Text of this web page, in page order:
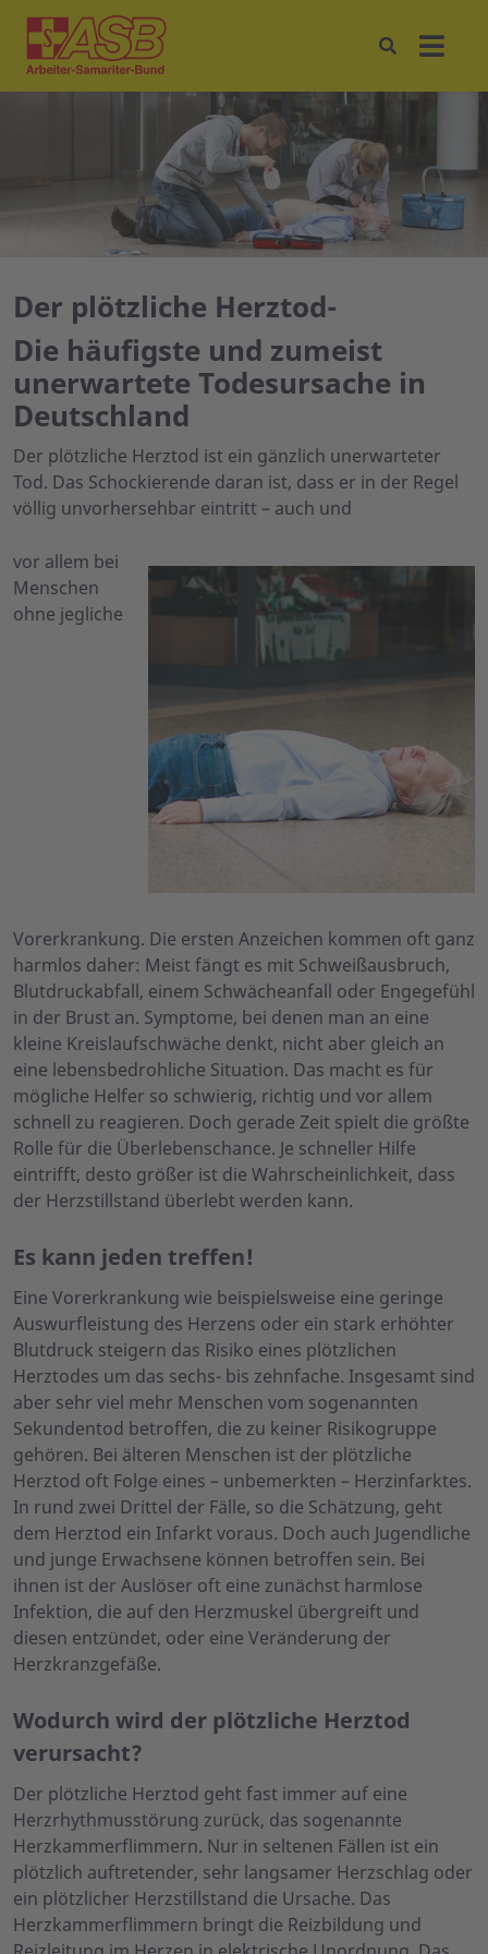
Der plötzliche Herztod-
Die häufigste und zumeist
unerwartete Todesursache in
Deutschland
Der plötzliche Herztod ist ein gänzlich unerwarteter
Tod. Das Schockierende daran ist, dass er in der Regel
völlig unvorhersehbar eintritt – auch und
vor allem bei
Menschen
ohne jegliche
Vorerkrankung. Die ersten Anzeichen kommen oft ganz
harmlos daher: Meist fängt es mit Schweißausbruch,
Blutdruckabfall, einem Schwächeanfall oder Engegefühl
in der Brust an. Symptome, bei denen man an eine
kleine Kreislaufschwäche denkt, nicht aber gleich an
eine lebensbedrohliche Situation. Das macht es für
mögliche Helfer so schwierig, richtig und vor allem
schnell zu reagieren. Doch gerade Zeit spielt die größte
Rolle für die Überlebenschance. Je schneller Hilfe
eintrifft, desto größer ist die Wahrscheinlichkeit, dass
der Herzstillstand überlebt werden kann.
Es kann jeden treffen!
Eine Vorerkrankung wie beispielsweise eine geringe
Auswurfleistung des Herzens oder ein stark erhöhter
Blutdruck steigern das Risiko eines plötzlichen
Herztodes um das sechs- bis zehnfache. Insgesamt sind
aber sehr viel mehr Menschen vom sogenannten
Sekundentod betroffen, die zu keiner Risikogruppe
gehören. Bei älteren Menschen ist der plötzliche
Herztod oft Folge eines – unbemerkten – Herzinfarktes.
In rund zwei Drittel der Fälle, so die Schätzung, geht
dem Herztod ein Infarkt voraus. Doch auch Jugendliche
und junge Erwachsene können betroffen sein. Bei
ihnen ist der Auslöser oft eine zunächst harmlose
Infektion, die auf den Herzmuskel übergreift und
diesen entzündet, oder eine Veränderung der
Herzkranzgefäße.
Wodurch wird der plötzliche Herztod
verursacht?
Der plötzliche Herztod geht fast immer auf eine
Herzrhythmusstörung zurück, das sogenannte
Herzkammerflimmern. Nur in seltenen Fällen ist ein
plötzlich auftretender, sehr langsamer Herzschlag oder
ein plötzlicher Herzstillstand die Ursache. Das
Herzkammerflimmern bringt die Reizbildung und